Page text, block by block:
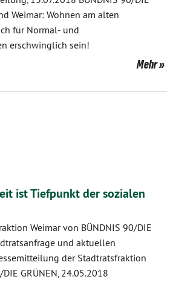
Weimar: Wohnen am alten
für Normal- und
erschwinglich sein!
Mehr
ist Tiefpunkt der sozialen
Weimar von BÜNDNIS 90/DIE
und aktuellen
der Stadtratsfraktion
GRÜNEN, 24.05.2018